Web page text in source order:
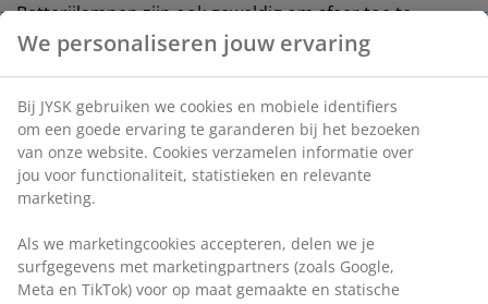
Batterijlampen zijn ook geweldig om sfeer toe te
voegen aan een avondpicknick of om de weg terug
naar je plek op een festival te verlichten. Omdat je geen
kabels of stroombronnen nodig hebt, zijn deze lampen
vaak een essentieel, onmisbaar onderdeel van je
outdooruitrusting - compact, draagbaar en altijd klaar
wanneer je ze nodig hebt.
-50%
Zolang de
We personaliseren jouw ervaring
Bij JYSK gebruiken we cookies en mobiele identifiers
om een goede ervaring te garanderen bij het bezoeken
van onze website. Cookies verzamelen informatie over
jou voor functionaliteit, statistieken en relevante
marketing.
Als we marketingcookies accepteren, delen we je
surfgegevens met marketingpartners (zoals Google,
Meta en TikTok) voor op maat gemaakte en statische